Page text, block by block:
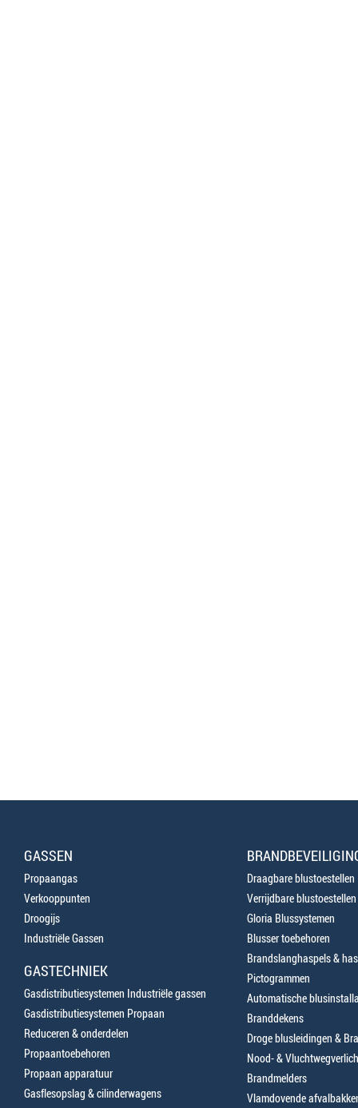
GASSEN
Propaangas
Verkooppunten
Droogijs
Industriële Gassen
GASTECHNIEK
Gasdistributiesystemen Industriële gassen
Gasdistributiesystemen Propaan
Reduceren & onderdelen
Propaantoebehoren
Propaan apparatuur
Gasflesopslag & cilinderwagens
Draagbare blustoestellen
Verrijdbare blustoestellen
Gloria Blussystemen
Blusser toebehoren
Brandslanghaspels &
Pictogrammen
Automatische
Branddekens
Droge blusleidingen &
Nood- &
Brandmelders
Vlamdovende